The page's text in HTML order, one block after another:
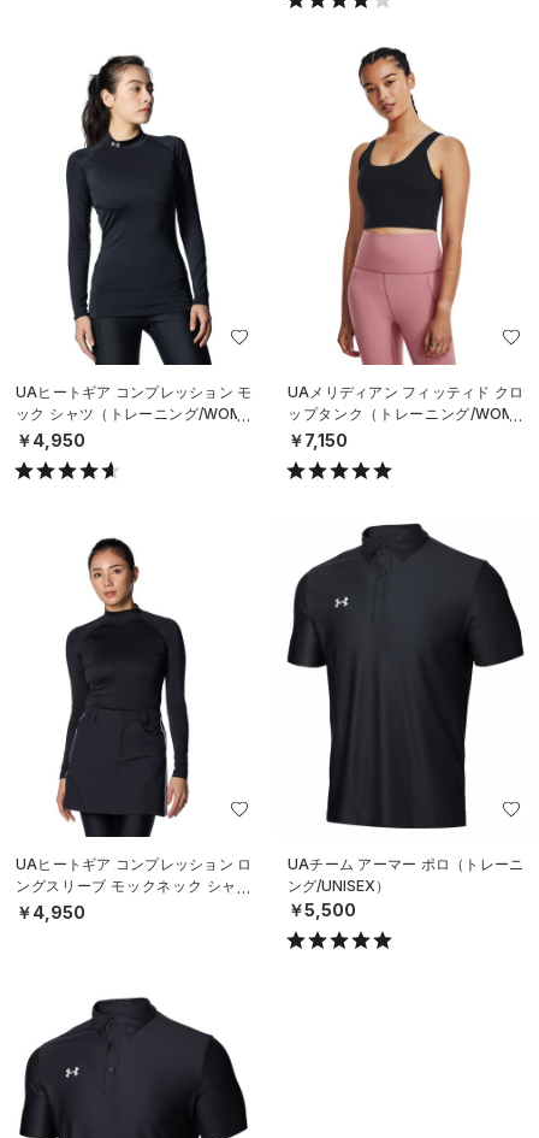
UAヒートギア コンプレッション モ
ック シャツ（トレーニング/WOME
N）
￥4,950
UAメリディアン フィッティド クロ
ップタンク（トレーニング/WOME
N）
￥7,150
UAヒートギア コンプレッション ロ
ングスリーブ モックネック シャツ
（ゴルフ/WOMEN）
￥4,950
UAチーム アーマー ポロ（トレーニ
ング/UNISEX）
￥5,500